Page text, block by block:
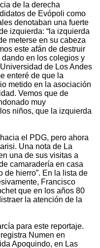
de la derecha
de Evópoli como
denotaban una fuerte
izquierda: “la izquierda
meterse en su cabeza
este afán de destruir
en los colegios y
de Los Andes
enteré de que la
metido en la asociación
Vemos que de
muy
niños, que la izquierda
el PDG, pero ahora
Una nota de La
una de sus visitas a
camaradería en casa
de hierro”. En la lista de
Francisco
que en los años 80
la atención de la
para este reportaje.
Numen en
Apoquindo, en Las